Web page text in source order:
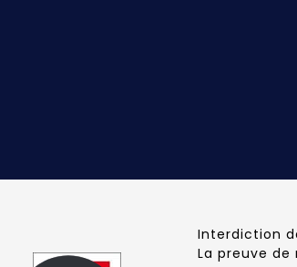
Interdiction
La preuve